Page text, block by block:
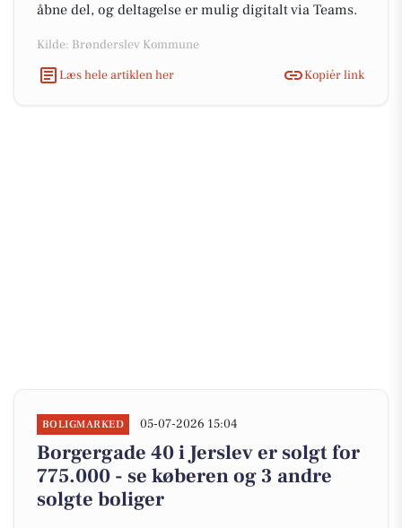
åbne del, og deltagelse er mulig digitalt via Teams.
Kilde: Brønderslev Kommune
Læs hele artiklen her
Kopiér link
BOLIGMARKED 05-07-2026 15:04
Borgergade 40 i Jerslev er solgt for
775.000 - se køberen og 3 andre
solgte boliger